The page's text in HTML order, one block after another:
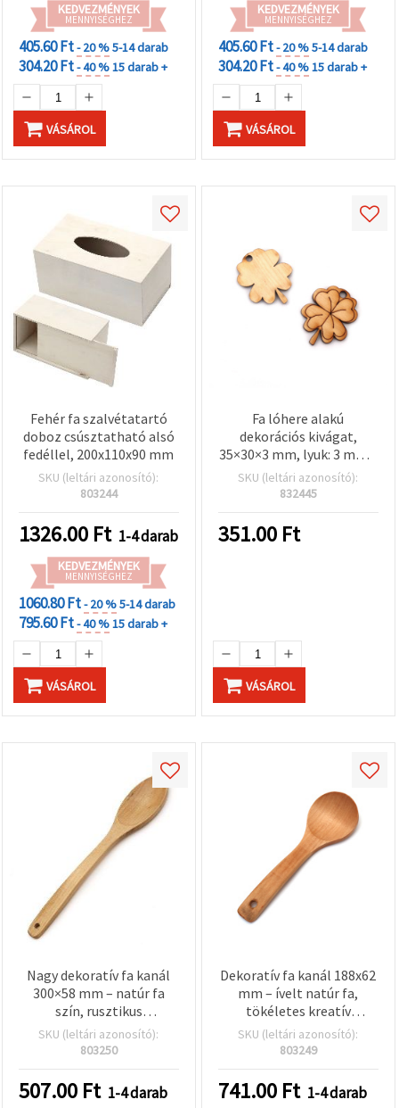
KEDVEZMÉNYEK
MENNYISÉGHEZ
405.60 Ft- 20 %5-14 darab
304.20 Ft- 40 %15 darab +
VÁSÁROL
KEDVEZMÉNYEK
MENNYISÉGHEZ
405.60 Ft- 20 %5-14 darab
304.20 Ft- 40 %15 darab +
VÁSÁROL
Fehér fa szalvétatartó
doboz csúsztatható alsó
fedéllel, 200x110x90 mm
SKU (leltári azonosító):
803244
1326.00 Ft 1-4 darab
KEDVEZMÉNYEK
MENNYISÉGHEZ
1060.80 Ft- 20 %5-14 darab
795.60 Ft- 40 %15 darab +
VÁSÁROL
Fa lóhere alakú
dekorációs kivágat,
35×30×3 mm, lyuk: 3 mm –
10 db
SKU (leltári azonosító):
832445
351.00 Ft
VÁSÁROL
Nagy dekoratív fa kanál
300×58 mm – natúr fa
szín, rusztikus
dekorációhoz, hobbi
kreatív és kézműves
projektekhez
SKU (leltári azonosító):
803250
507.00 Ft 1-4 darab
Dekoratív fa kanál 188x62
mm – ívelt natúr fa,
tökéletes kreatív
hobbihoz, DIY kézműves
projektekhez és rusztikus
dekorációhoz
SKU (leltári azonosító):
803249
741.00 Ft 1-4 darab